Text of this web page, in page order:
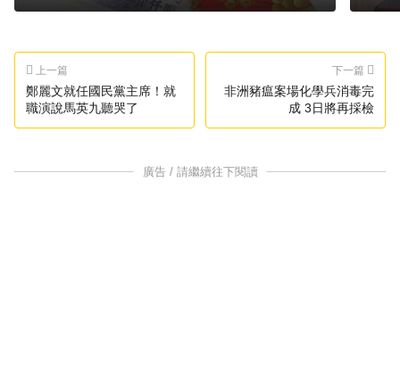
上一篇
鄭麗文就任國民黨主席！就
職演說馬英九聽哭了
下一篇
非洲豬瘟案場化學兵消毒完
成 3日將再採檢
廣告 / 請繼續往下閱讀